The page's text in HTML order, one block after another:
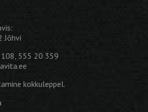
Jõhvi
555 20 359
kokkuleppel.